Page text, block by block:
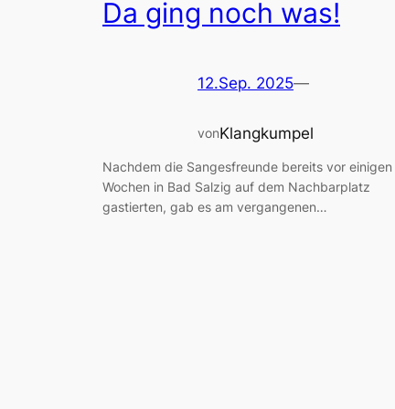
Da ging noch was!
12.Sep. 2025—
vonKlangkumpel
Nachdem die Sangesfreunde bereits vor einigen
Wochen in Bad Salzig auf dem Nachbarplatz
gastierten, gab es am vergangenen…